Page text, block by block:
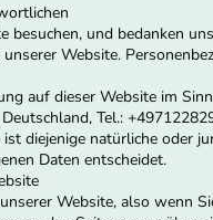
besuchen, und bedanken
Website.
auf dieser Website im
Tel.:
diejenige natürliche oder
Daten entscheidet.
Website, also wenn